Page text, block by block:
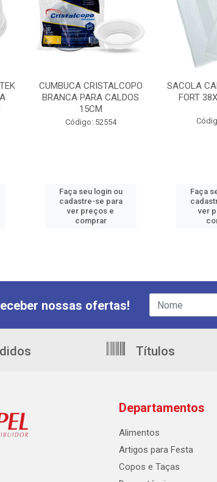
CUMBUCA CRISTALCOPO
BRANCA PARA CALDOS
15CM
Código: 52554
Faça seu login ou
cadastre-se para
ver preços e
comprar
SACOLA
FORT
Faça
ver
nossas ofertas!
Títulos
Departamentos
Alimentos
Artigos para Festa
Copos e Taças